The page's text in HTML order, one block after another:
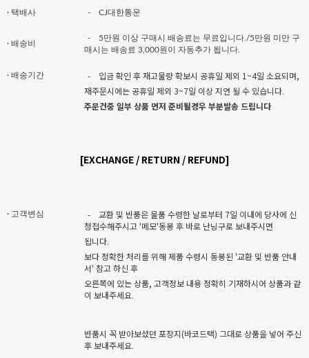
· 택배사 - CJ대한통운
· 배송비
-
5만원 이상 구매시 배송료는 무료입니다./5만원 미만 구
매시는 배송료 3,000원이 자동추가 됩니다.
· 배송기간 -
입금 확인 후 재고물량 확보시 공휴일 제외 1~4일 소요되며,
재주문시에는 공휴일 제외 3~7일 이상 지연 될 수 있습니다.
주문건중 일부 상품 먼저 준비될경우 부분발송 드립니다
[EXCHANGE / RETURN / REFUND]
· 고객변심 -
교환 및 반품은 물품 수령한 날로부터 7일 이내에 당사에 신
청접수해주시고 '메모'동봉 후 바로 난닝구로 보내주시면
됩니다.
보다 정확한 처리를 위해 제품 수령시 동봉된 '교환 및 반품 안내
서' 참고 하신 후
오른쪽에 있는 상품, 고객정보 내용 정확히 기재하시어 상품과 같
이 보내주세요.
반품시 꼭 받아보셨던 포장지(바코드택) 그대로 상품을 넣어 주신
후 보내주세요.